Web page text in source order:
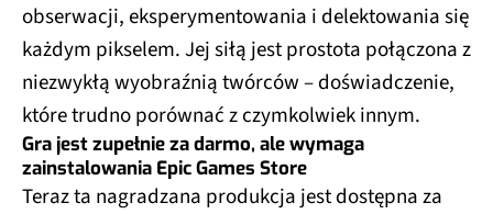
obserwacji, eksperymentowania i delektowania się
każdym pikselem. Jej siłą jest prostota połączona z
niezwykłą wyobraźnią twórców – doświadczenie,
które trudno porównać z czymkolwiek innym.
Gra jest zupełnie za darmo, ale wymaga
zainstalowania Epic Games Store
Teraz ta nagradzana produkcja jest dostępna za